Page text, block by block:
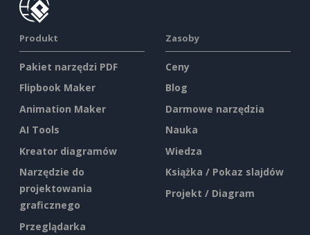
Produkt
Pakiet narzędzi PDF
Flipbook Maker
Animation Maker
AI Tools
Kreator diagramów
Narzędzie do
projektowania
graficznego
Przeglądarka
Zasoby
Ceny
Blog
Darmowe narzędzia
Nauka
Wiedza
Książka / Pokaz slajdów
Projekt / Diagram